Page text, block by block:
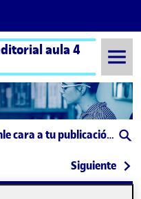
aula 4
a tu publicación, diseña una portada!
entradas
a tu publicación,
Siguiente: 4.